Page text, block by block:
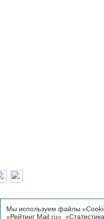
Мы используем файлы
«Рейтинг Mail.ru»,